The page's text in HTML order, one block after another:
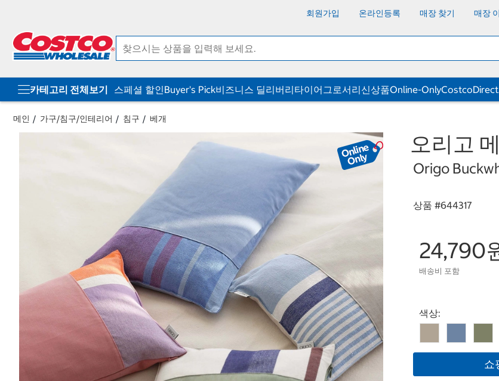
회원가입 온라인등록 매장 찾기 매장
카테고리 전체보기 스페셜 할인Buyer's Pick비즈니스 딜리버리타이어그로서리신상품Online-OnlyCostcoDirect
메인 가구/침구/인테리어 침구 베개
오리고
Origo
상품 #644317
24,790
배송비 포함
Select product
색상:
쇼